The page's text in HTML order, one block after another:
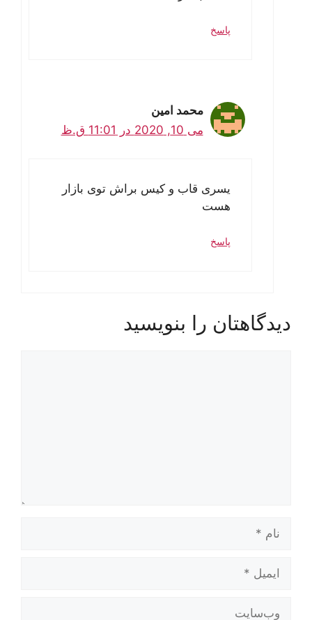
پاسخ
محمد امین
می 10, 2020 در 11:01 ق.ظ
یسری قاب و کیس براش توی بازار
هست
پاسخ
دیدگاهتان را بنویسید